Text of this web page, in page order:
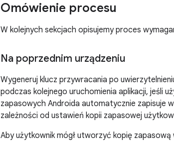
Omówienie procesu
W kolejnych sekcjach opisujemy proces
Na poprzednim urządzeniu
Wygeneruj klucz przywracania po
podczas kolejnego uruchomienia aplikacji, jeśli
zapasowych Androida automatycznie zapisuje
zależności od ustawień kopii zapasowej
Aby użytkownik mógł utworzyć kopię zapasową